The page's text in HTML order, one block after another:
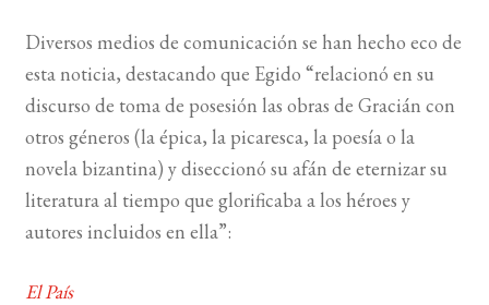
Diversos medios de comunicación se han hecho eco de
esta noticia, destacando que Egido “relacionó en su
discurso de toma de posesión las obras de Gracián con
otros géneros (la épica, la picaresca, la poesía o la
novela bizantina) y diseccionó su afán de eternizar su
literatura al tiempo que glorificaba a los héroes y
autores incluidos en ella”:
El País